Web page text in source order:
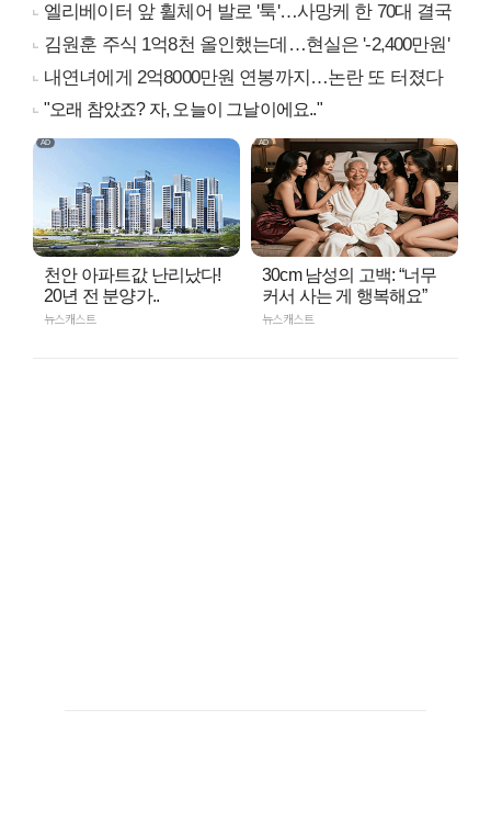
엘리베이터 앞 휠체어 발로 '툭'…사망케 한 70대 결국
김원훈 주식 1억8천 올인했는데…현실은 '-2,400만원'
내연녀에게 2억8000만원 연봉까지…논란 또 터졌다
"오래 참았죠? 자, 오늘이 그날이에요.."
천안 아파트값 난리났다!
20년 전 분양가..
뉴스캐스트
30cm 남성의 고백: “너무
커서 사는 게 행복해요”
뉴스캐스트